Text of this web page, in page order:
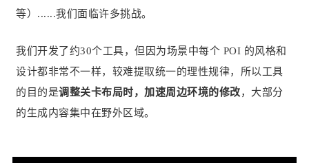
等）......我们面临许多挑战。
我们开发了约30个工具，但因为场景中每个 POI 的风格和
设计都非常不一样，较难提取统一的理性规律，所以工具
的目的是调整关卡布局时，加速周边环境的修改，大部分
的生成内容集中在野外区域。